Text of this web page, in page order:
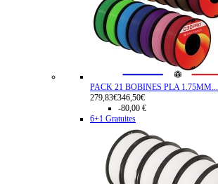
PACK 21 BOBINES PLA 1.75MM...
279,83€346,50€
-80,00 €
6+1 Gratuites